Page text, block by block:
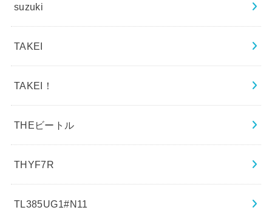
suzuki
TAKEI
TAKEI！
THEビートル
THYF7R
TL385UG1#N11